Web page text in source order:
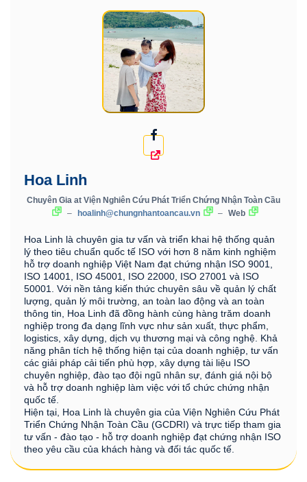
Hoa Linh
Chuyên Gia at Viện Nghiên Cứu Phát Triển Chứng Nhận Toàn Cầu
–
hoalinh@chungnhantoancau.vn – Web
Hoa Linh là chuyên gia tư vấn và triển khai hệ thống quản
lý theo tiêu chuẩn quốc tế ISO với hơn 8 năm kinh nghiệm
hỗ trợ doanh nghiệp Việt Nam đạt chứng nhận ISO 9001,
ISO 14001, ISO 45001, ISO 22000, ISO 27001 và ISO
50001. Với nền tảng kiến thức chuyên sâu về quản lý chất
lượng, quản lý môi trường, an toàn lao động và an toàn
thông tin, Hoa Linh đã đồng hành cùng hàng trăm doanh
nghiệp trong đa dạng lĩnh vực như sản xuất, thực phẩm,
logistics, xây dựng, dịch vụ thương mại và công nghệ. Khả
năng phân tích hệ thống hiện tại của doanh nghiệp, tư vấn
các giải pháp cải tiến phù hợp, xây dựng tài liệu ISO
chuyên nghiệp, đào tạo đội ngũ nhân sự, đánh giá nội bộ
và hỗ trợ doanh nghiệp làm việc với tổ chức chứng nhận
quốc tế.
Hiện tại, Hoa Linh là chuyên gia của Viện Nghiên Cứu Phát
Triển Chứng Nhận Toàn Cầu (GCDRI) và trực tiếp tham gia
tư vấn - đào tạo - hỗ trợ doanh nghiệp đạt chứng nhận ISO
theo yêu cầu của khách hàng và đối tác quốc tế.